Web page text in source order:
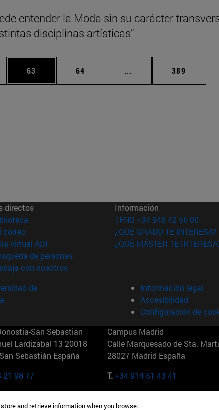
entender la Moda sin su carácter
disciplinas artísticas”
Use TAB para desplazarse.
Página
63 Página
64 ... Páginas intermedias
Página
389
directos
(abre en nueva ventana)
correo(abre en nueva ventana)
virtual ADI (abre en nueva ventana)
de personas(abre en nueva ventana)
con nosotros(abre en nueva ventana)
Información
TFNO +34 948 42 56 00
¿QUÉ GRADO TE INTERESA?
¿QUÉ MÁSTER TE
de
Información legal
Accesibilidad
Configuración de
San Sebastián
Lardizabal 13 20018
Sebastián España
21 98 77
Campus Madrid
Calle Marquesado de Sta.
28027 Madrid España
T.+34 914 51 43 41
St 10019-2201 Nueva York Maria-Theresia-Straße 15
and retrieve information when you browse.